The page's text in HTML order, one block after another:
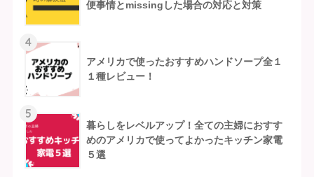
便事情とmissingした場合の対応と対策
4
アメリカで使ったおすすめハンドソープ全１
１種レビュー！
5
暮らしをレベルアップ！全ての主婦におすす
めのアメリカで使ってよかったキッチン家電
５選